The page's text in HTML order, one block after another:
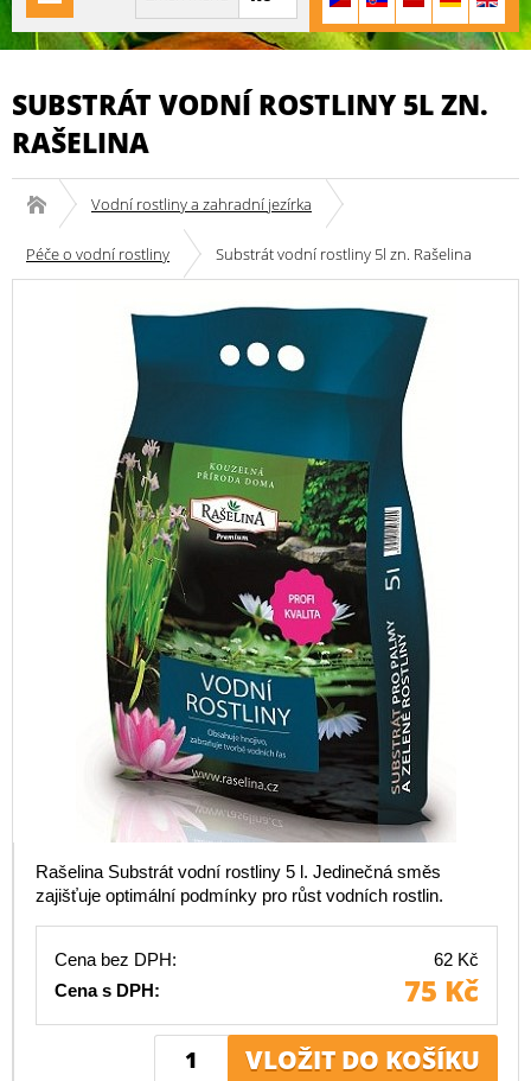
SUBSTRÁT VODNÍ ROSTLINY 5L ZN.
RAŠELINA
Vodní rostliny a zahradní jezírka
Péče o vodní rostliny Substrát vodní rostliny 5l zn. Rašelina
Rašelina Substrát vodní rostliny 5 l. Jedinečná směs
zajišťuje optimální podmínky pro růst vodních rostlin.
Cena bez DPH:
62 Kč
Cena s DPH:
75 Kč